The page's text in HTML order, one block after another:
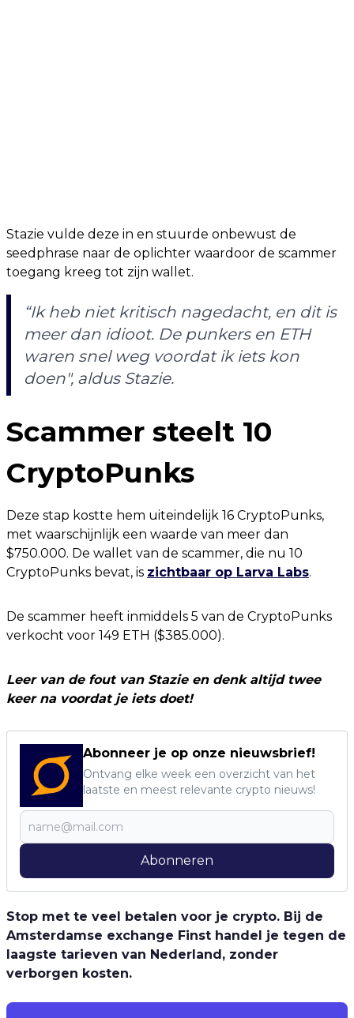
Stazie vulde deze in en stuurde onbewust de
seedphrase naar de oplichter waardoor de scammer
toegang kreeg tot zijn wallet.
“Ik heb niet kritisch nagedacht, en dit is
meer dan idioot. De punkers en ETH
waren snel weg voordat ik iets kon
doen", aldus Stazie.
Scammer steelt 10
CryptoPunks
Deze stap kostte hem uiteindelijk 16 CryptoPunks,
met waarschijnlijk een waarde van meer dan
$750.000. De wallet van de scammer, die nu 10
CryptoPunks bevat, is zichtbaar op Larva Labs.
De scammer heeft inmiddels 5 van de CryptoPunks
verkocht voor 149 ETH ($385.000).
Leer van de fout van Stazie en denk altijd twee
keer na voordat je iets doet!
Abonneer je op onze nieuwsbrief!
Ontvang elke week een overzicht van het
laatste en meest relevante crypto nieuws!
Abonneren
Stop met te veel betalen voor je crypto. Bij de
Amsterdamse exchange Finst handel je tegen de
laagste tarieven van Nederland, zonder
verborgen kosten.